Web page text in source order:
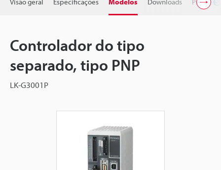
Controlador do tipo
separado, tipo PNP
LK-G3001P